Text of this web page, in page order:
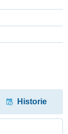
Historie